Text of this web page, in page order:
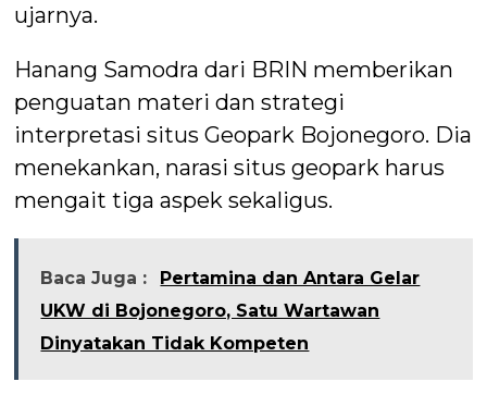
ujarnya.
Hanang Samodra dari BRIN memberikan
penguatan materi dan strategi
interpretasi situs Geopark Bojonegoro. Dia
menekankan, narasi situs geopark harus
mengait tiga aspek sekaligus.
Baca Juga :
Pertamina dan Antara Gelar
UKW di Bojonegoro, Satu Wartawan
Dinyatakan Tidak Kompeten